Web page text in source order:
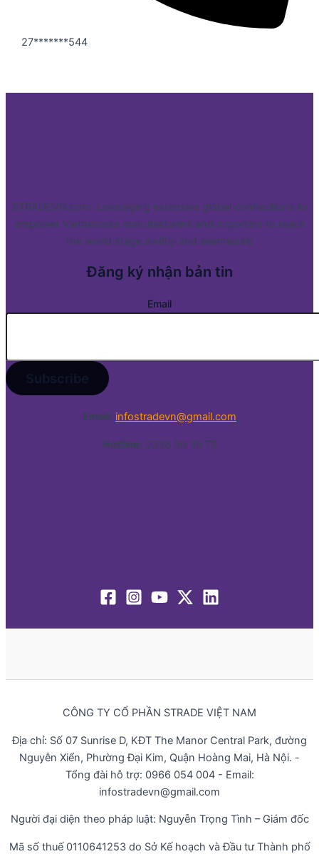
27*******544
STRADEVN.com: Leveraging extensive global connections to
empower Vietnamese manufacturers and importers to reach
the world stage swiftly and seamlessly
Đăng ký nhận bản tin
Email
Email: infostradevn@gmail.com
Hotline: 0338 50 39 79
CÔNG TY CỔ PHẦN STRADE VIỆT NAM
Địa chỉ: Số 07 Sunrise D, KĐT The Manor Central Park, đường
Nguyễn Xiển, Phường Đại Kim, Quận Hoàng Mai, Hà Nội. -
Tổng đài hỗ trợ: 0966 054 004 - Email:
infostradevn@gmail.com
Người đại diện theo pháp luật: Nguyễn Trọng Tình – Giám đốc
Mã số thuế 0110641253 do Sở Kế hoạch và Đầu tư Thành phố